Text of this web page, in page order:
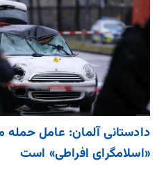
دادستانی آلمان: عامل حمله
«اسلامگرای افراطی» است